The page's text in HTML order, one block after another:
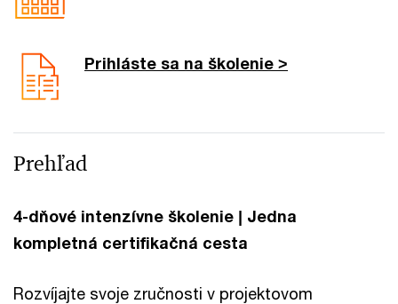
Prihláste sa na školenie >
Prehľad
4-dňové intenzívne školenie | Jedna
kompletná certifikačná cesta
Rozvíjajte svoje zručnosti v projektovom